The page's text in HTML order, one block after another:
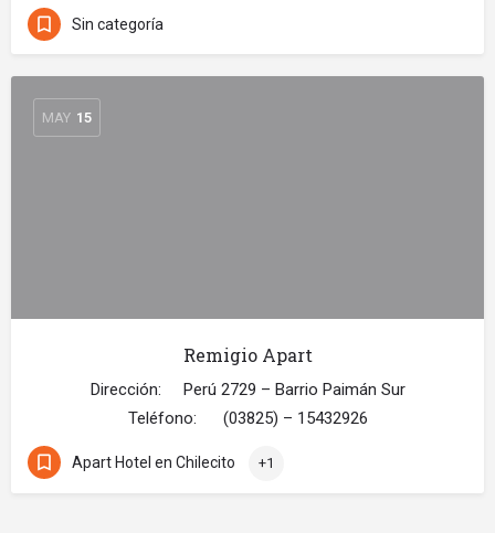
Sin categoría
MAY 15
Remigio Apart
Dirección: Perú 2729 – Barrio Paimán Sur
Teléfono: (03825) – 15432926
Apart Hotel en Chilecito +1